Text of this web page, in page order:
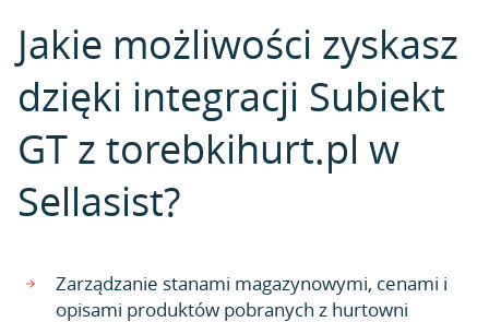
Jakie możliwości zyskasz
dzięki integracji Subiekt
GT z torebkihurt.pl w
Sellasist?
Zarządzanie stanami magazynowymi, cenami i
opisami produktów pobranych z hurtowni